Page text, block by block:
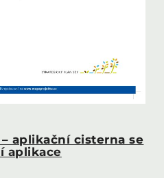
aplikační cisterna se
aplikace